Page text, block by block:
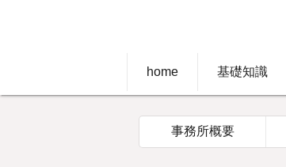
home 基礎知識
事務所概要